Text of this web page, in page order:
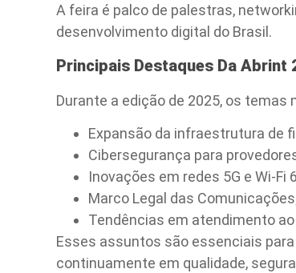
A feira é palco de palestras,
desenvolvimento digital do Brasil.
Principais Destaques Da Abrint
Durante a edição de 2025, os temas
Expansão da infraestrutura de
Cibersegurança para
Inovações em redes 5G e Wi-Fi
Marco Legal das
Tendências em atendimento
Esses assuntos são essenciais
continuamente em qualidade,